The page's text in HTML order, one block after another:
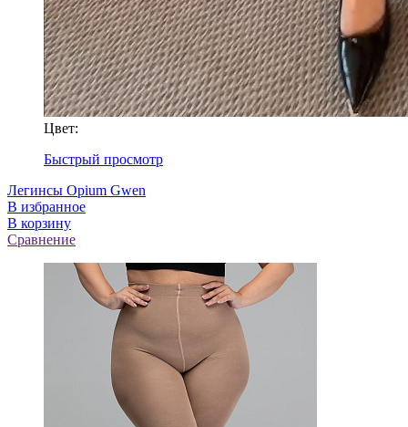
Цвет:
Быстрый просмотр
Легинсы Opium Gwen
В избранное
В корзину
Сравнение